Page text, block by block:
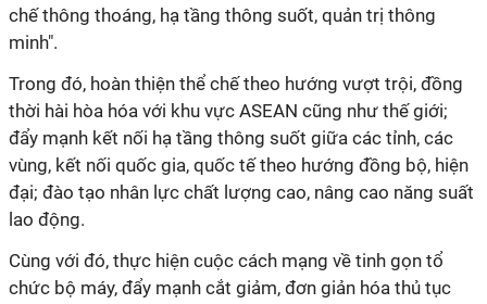
chế thông thoáng, hạ tầng thông suốt, quản trị thông
minh".
Trong đó, hoàn thiện thể chế theo hướng vượt trội, đồng
thời hài hòa hóa với khu vực ASEAN cũng như thế giới;
đẩy mạnh kết nối hạ tầng thông suốt giữa các tỉnh, các
vùng, kết nối quốc gia, quốc tế theo hướng đồng bộ, hiện
đại; đào tạo nhân lực chất lượng cao, nâng cao năng suất
lao động.
Cùng với đó, thực hiện cuộc cách mạng về tinh gọn tổ
chức bộ máy, đẩy mạnh cắt giảm, đơn giản hóa thủ tục